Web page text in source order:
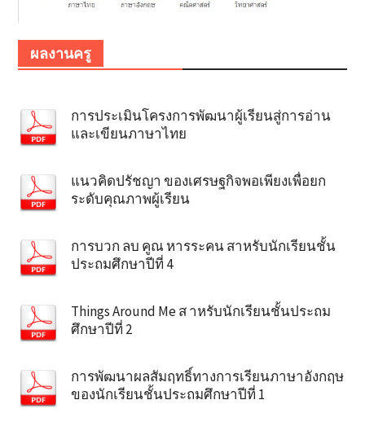
ผลงานครู
การประเมินโครงการพัฒนาผู้เรียนสู่การอ่าน
และเขียนภาษาไทย
แนวคิดปรัชญา ของเศรษฐกิจพอเพียงเพื่อยก
ระดับคุณภาพผู้เรียน
การบวก ลบ คูณ หารระคน สาหรับนักเรียนชั้น
ประถมศึกษาปีที่ 4
Things Around Me ส าหรับนักเรียนชั้นประถม
ศึกษาปีที่ 2
การพัฒนาผลสัมฤทธิ์ทางการเรียนภาษาอังกฤษ
ของนักเรียนชั้นประถมศึกษาปีที่ 1